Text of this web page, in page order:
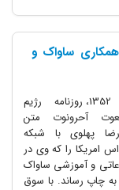
ساواک و
ششم اسفند 1352، روزنامه رژیم
آحرونوت متن
پهلوی با شبکه
را که وی در
و آموزشی ساواک
چاپ رساند. با سوق